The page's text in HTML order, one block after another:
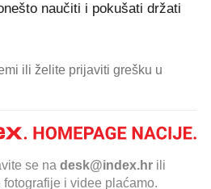
naučiti i pokušati držati
ili želite prijaviti grešku u
se na desk@index.hr ili
fotografije i videe plaćamo.